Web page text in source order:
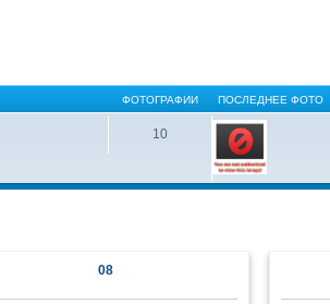
ФОТОГРАФИИ ПОСЛЕДНЕЕ ФОТО
10
08